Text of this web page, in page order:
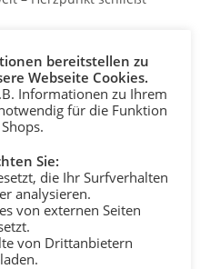
bei all meinen treuen,
Kundinnen & Kunden
verabschieden wir
könnt ihr gerne blättern
bereitstellen zu
Webseite Cookies.
Informationen zu Ihrem
für die Funktion
Sie:
die Ihr Surfverhalten
analysieren.
von externen Seiten
von Drittanbietern